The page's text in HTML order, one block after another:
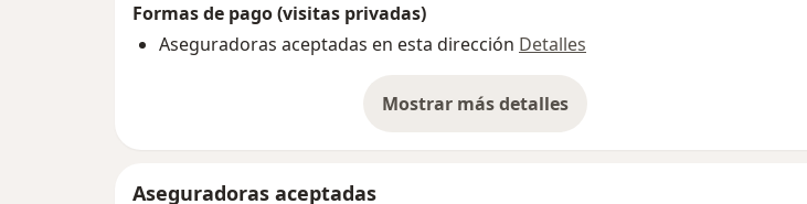
Formas de pago (visitas privadas)
Aseguradoras aceptadas en esta dirección Detalles
Mostrar más detalles
sobre la dirección
Aseguradoras aceptadas